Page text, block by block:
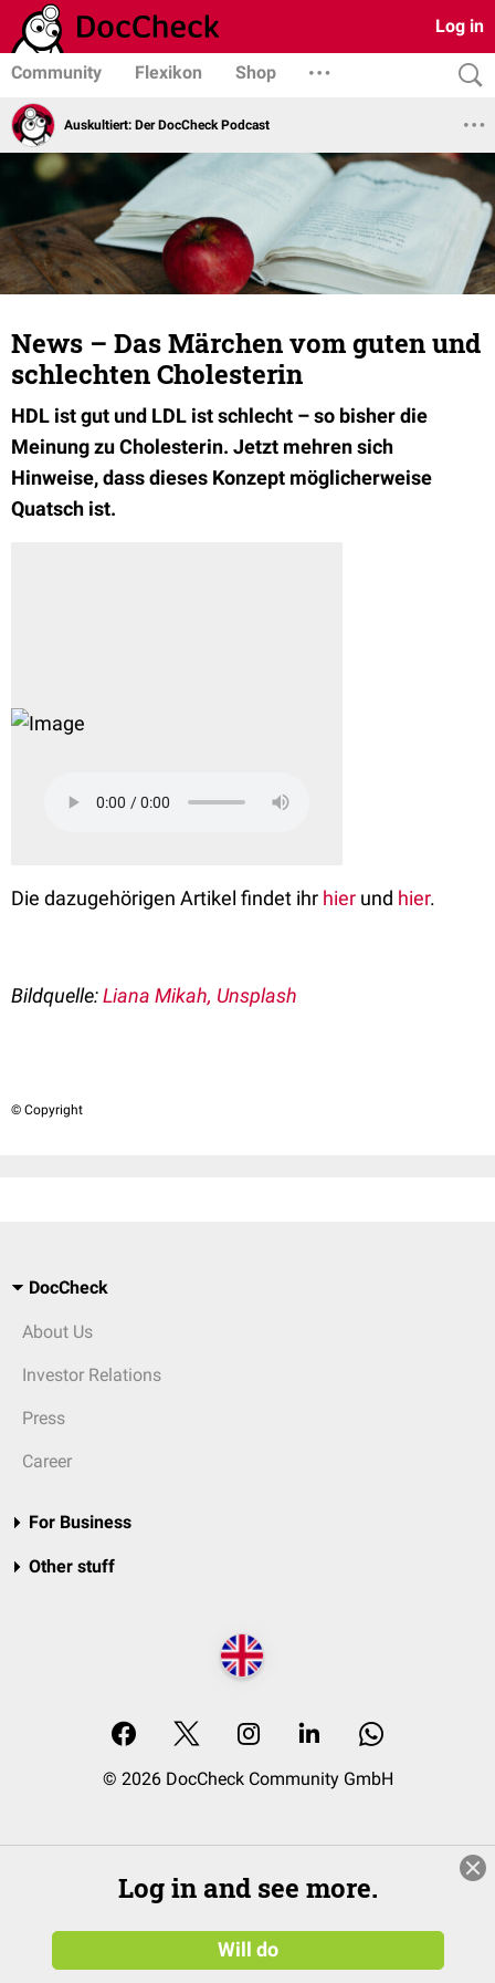
Log in
Community Flexikon Shop
Auskultiert: Der DocCheck Podcast
News – Das Märchen vom guten und
schlechten Cholesterin
HDL ist gut und LDL ist schlecht – so bisher die
Meinung zu Cholesterin. Jetzt mehren sich
Hinweise, dass dieses Konzept möglicherweise
Quatsch ist.
Die dazugehörigen Artikel findet ihr hier und hier.
Bildquelle:Liana Mikah, Unsplash
© Copyright
DocCheck
About Us
Investor Relations
Press
Career
For Business
Other stuff
© 2026 DocCheck Community GmbH
Log in and see more.
Will do